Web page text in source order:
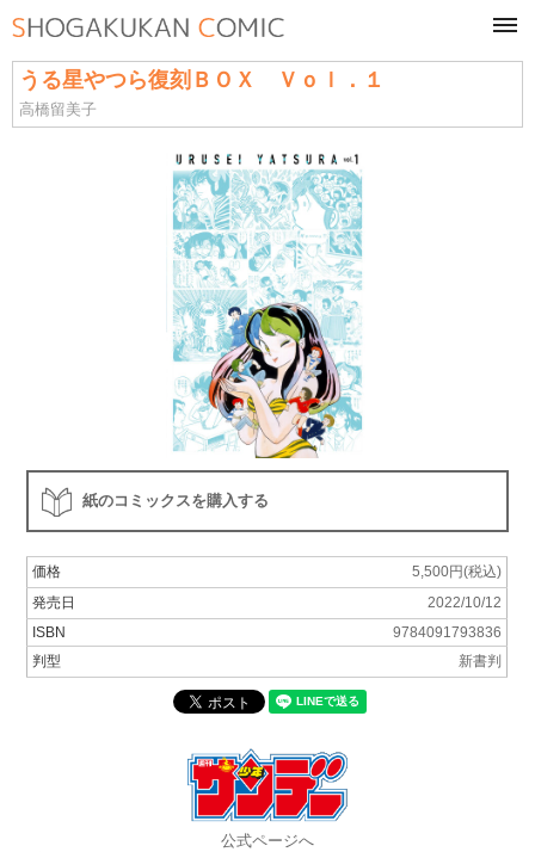
うる星やつら復刻ＢＯＸ Ｖｏｌ．１
高橋留美子
紙のコミックスを購入する
価格
5,500円(税込)
発売日
2022/10/12
ISBN
9784091793836
判型
新書判
公式ページへ